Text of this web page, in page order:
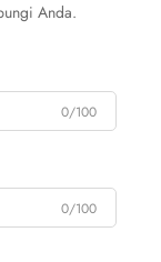
Anda.
0/100
0/100